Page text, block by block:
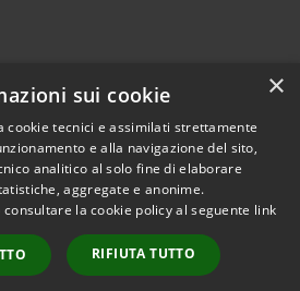
Copyright © 2026 • Comune di
Lumezzane • Powered by
Municipium•
Accesso
redazione
×
sui cookie
cookie tecnici e assimilati strettamente
e alla navigazione del sito,
analitico al solo fine di elaborare
aggregate e anonime.
la cookie policy al seguente link
RIFIUTA TUTTO